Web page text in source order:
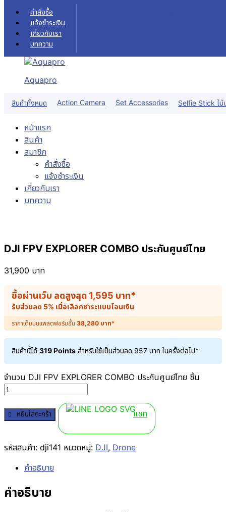
Skip to content
คำสั่งซื้อ
แจ้งชำระเงิน
เกี่ยวกับเรา
บทความ
Aquapro
สินค้าทั้งหมด Action Camera Set Accessories Selfie Stick ไม้
หน้าแรก
สินค้า
สมาชิก
คำสั่งซื้อ
แจ้งชำระเงิน
เกี่ยวกับเรา
บทความ
DJI FPV EXPLORER COMBO ประกันศูนย์ไทย
31,900 บาท
ซื้อผ่านเว็บ ลดสูงสุด 1,595 บาท*
รับส่วนลด 5% เมื่อเลือกชำระแบบโอนเงิน
ราคาเต็มบนแพลตฟอร์มอื่น 38,280 บาท*
สินค้านี้ได้ 319 Points สำหรับใช้เป็นส่วนลด 957 บาท ในครั้งต่อไป*
จำนวน DJI FPV EXPLORER COMBO ประกันศูนย์ไทย ชิ้น
หยิบใส่ตะกร้า แชท
รหัสสินค้า: dji141 หมวดหมู่: DJI, Drone
คำอธิบาย
คำอธิบาย